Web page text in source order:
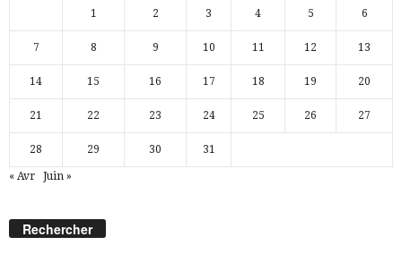
1 2 3 4 5 6
7 8 9 10 11 12 13
14 15 16 17 18 19 20
21 22 23 24 25 26 27
28 29 30 31
« Avr Juin »
Rechercher